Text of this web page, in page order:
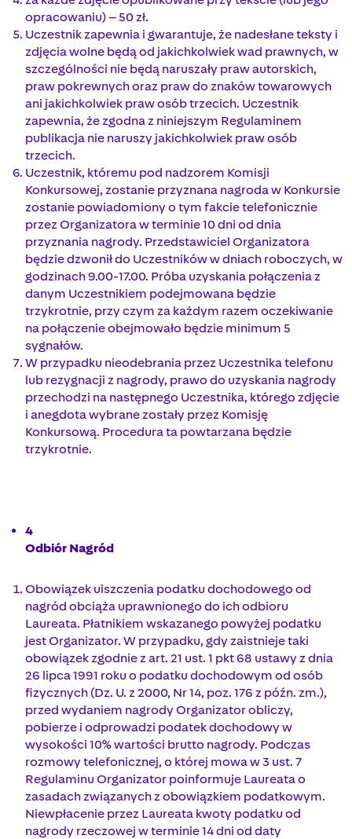
opracowaniu) – 50 zł.
Uczestnik zapewnia i gwarantuje, że nadesłane teksty i
zdjęcia wolne będą od jakichkolwiek wad prawnych, w
szczególności nie będą naruszały praw autorskich,
praw pokrewnych oraz praw do znaków towarowych
ani jakichkolwiek praw osób trzecich. Uczestnik
zapewnia, że zgodna z niniejszym Regulaminem
publikacja nie naruszy jakichkolwiek praw osób
trzecich.
Uczestnik, któremu pod nadzorem Komisji
Konkursowej, zostanie przyznana nagroda w Konkursie
zostanie powiadomiony o tym fakcie telefonicznie
przez Organizatora w terminie 10 dni od dnia
przyznania nagrody. Przedstawiciel Organizatora
będzie dzwonił do Uczestników w dniach roboczych, w
godzinach 9.00-17.00. Próba uzyskania połączenia z
danym Uczestnikiem podejmowana będzie
trzykrotnie, przy czym za każdym razem oczekiwanie
na połączenie obejmowało będzie minimum 5
sygnałów.
W przypadku nieodebrania przez Uczestnika telefonu
lub rezygnacji z nagrody, prawo do uzyskania nagrody
przechodzi na następnego Uczestnika, którego zdjęcie
i anegdota wybrane zostały przez Komisję
Konkursową. Procedura ta powtarzana będzie
trzykrotnie.
4
Odbiór Nagród
Obowiązek uiszczenia podatku dochodowego od
nagród obciąża uprawnionego do ich odbioru
Laureata. Płatnikiem wskazanego powyżej podatku
jest Organizator. W przypadku, gdy zaistnieje taki
obowiązek zgodnie z art. 21 ust. 1 pkt 68 ustawy z dnia
26 lipca 1991 roku o podatku dochodowym od osób
fizycznych (Dz. U. z 2000, Nr 14, poz. 176 z późn. zm.),
przed wydaniem nagrody Organizator obliczy,
pobierze i odprowadzi podatek dochodowy w
wysokości 10% wartości brutto nagrody. Podczas
rozmowy telefonicznej, o której mowa w 3 ust. 7
Regulaminu Organizator poinformuje Laureata o
zasadach związanych z obowiązkiem podatkowym.
Niewpłacenie przez Laureata kwoty podatku od
nagrody rzeczowej w terminie 14 dni od daty